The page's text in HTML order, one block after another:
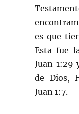
es que
Esta fue
Juan 1:29
de Dios,
Juan 1:7.